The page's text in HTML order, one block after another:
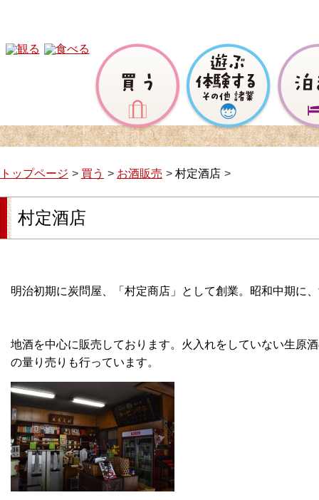
トップページ 買う お酒販売 村定酒店
村定酒店
明治初期に炭問屋、「村定商店」として創業。昭和中期に
地酒を中心に販売しております。火入れをしていない生原
の量り売りも行っています。